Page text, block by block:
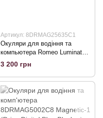
Артикул: 8DRMAG25635C1
Окуляри для водіння та
компьютера Romeo Luminato
Mag3-35С1 (Drive Digital Blue
Blocker) водійські окуляри з
трьома поляр. накладками
3 200 грн